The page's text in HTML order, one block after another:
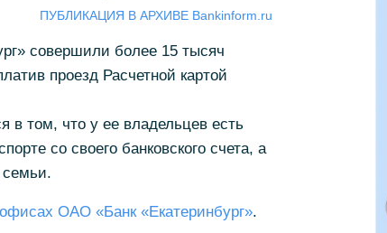
ПУБЛИКАЦИЯ В АРХИВЕ Bankinform.ru
совершили более 15 тысяч
проезд Расчетной картой
в том, что у ее владельцев есть
со своего банковского счета, а
семьи.
офисах ОАО «Банк «Екатеринбург».